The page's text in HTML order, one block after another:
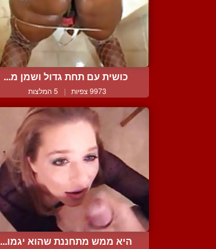
כושית עם תחת גדול ושמן מ...
9973 צפיות | 5 המלצות
היא ממש מתחננת שהוא יגמו...